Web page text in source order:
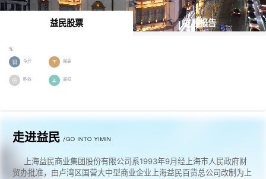
益民股票 发展报告
%
今开 最高
昨收 最低
走进益民
上海益民商业集团股份有限公司系1993年9月经上海市人民政府财
贸办批准，由卢湾区国营大中型商业企业上海益民百货总公司改制为上